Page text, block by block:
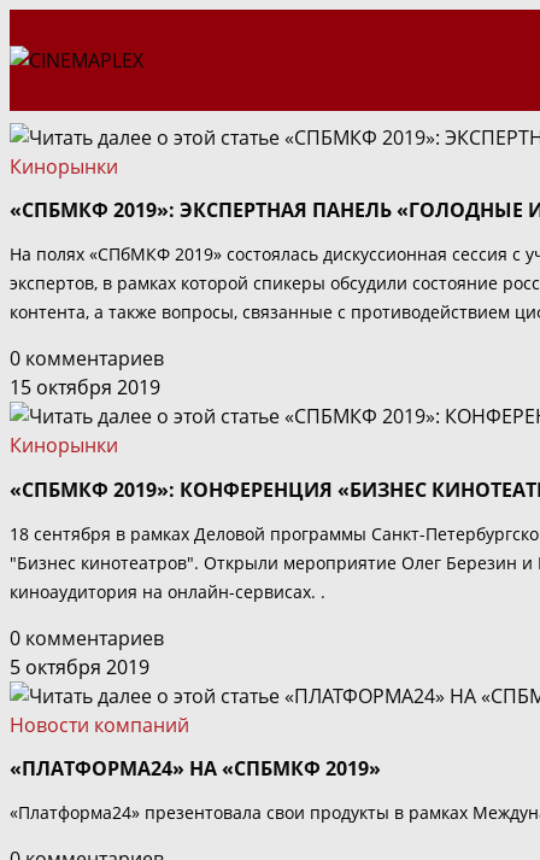
к
Кинорынки
«СПБМКФ 2019»: ЭКСПЕРТНАЯ ПАНЕЛЬ «ГОЛОДНЫЕ
На полях «СПбМКФ 2019» состоялась дискуссионная сессия с
экспертов, в рамках которой спикеры обсудили состояние
контента, а также вопросы, связанные с противодействием
0 комментариев
15 октября 2019
Кинорынки
«СПБМКФ 2019»: КОНФЕРЕНЦИЯ «БИЗНЕС
18 сентября в рамках Деловой программы Санкт-
"Бизнес кинотеатров". Открыли мероприятие Олег Березин и
киноаудитория на онлайн-сервисах. .
0 комментариев
5 октября 2019
Новости компаний
«ПЛАТФОРМА24» НА «СПБМКФ 2019»
«Платформа24» презентовала свои продукты в рамках